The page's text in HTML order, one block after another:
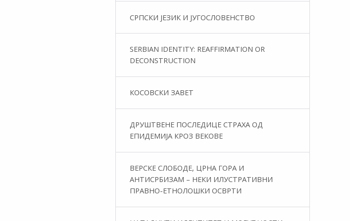
СРПСКИ ЈЕЗИК И ЈУГОСЛОВЕНСТВО
SERBIAN IDENTITY: REAFFIRMATION OR
DECONSTRUCTION
КОСОВСКИ ЗАВЕТ
ДРУШТВЕНЕ ПОСЛЕДИЦЕ СТРАХА ОД
ЕПИДЕМИЈА КРОЗ ВЕКОВЕ
ВЕРСКЕ СЛОБОДЕ, ЦРНА ГОРА И
АНТИСРБИЗАМ – НЕКИ ИЛУСТРАТИВНИ
ПРАВНО-ЕТНОЛОШКИ ОСВРТИ